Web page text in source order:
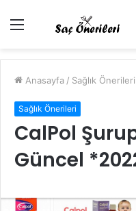
Menü
Anasayfa / Sağlık Önerileri
Sağlık Önerileri
CalPol
Güncel